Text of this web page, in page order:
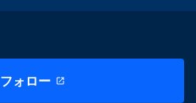
フォロー